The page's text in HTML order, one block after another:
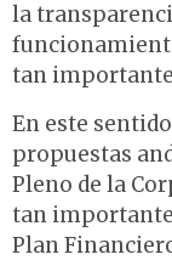
la
tan
En este
propuestas
Pleno de la
tan
Plan